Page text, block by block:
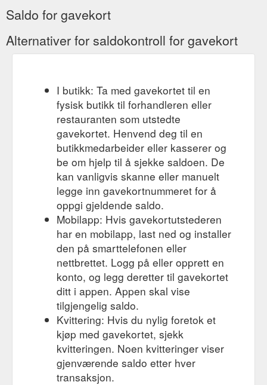
Saldo for gavekort
Alternativer for saldokontroll for gavekort
I butikk: Ta med gavekortet til en
fysisk butikk til forhandleren eller
restauranten som utstedte
gavekortet. Henvend deg til en
butikkmedarbeider eller kasserer og
be om hjelp til å sjekke saldoen. De
kan vanligvis skanne eller manuelt
legge inn gavekortnummeret for å
oppgi gjeldende saldo.
Mobilapp: Hvis gavekortutstederen
har en mobilapp, last ned og installer
den på smarttelefonen eller
nettbrettet. Logg på eller opprett en
konto, og legg deretter til gavekortet
ditt i appen. Appen skal vise
tilgjengelig saldo.
Kvittering: Hvis du nylig foretok et
kjøp med gavekortet, sjekk
kvitteringen. Noen kvitteringer viser
gjenværende saldo etter hver
transaksjon.